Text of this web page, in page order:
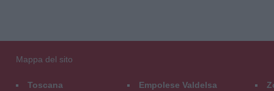
Mappa del sito
Toscana
Empolese Valdelsa